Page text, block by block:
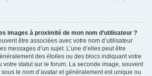
images à proximité de mon nom d’utilisateur ?
être associées avec votre nom d’utilisateur
messages d’un sujet. L’une d’elles peut être
des étoiles ou des blocs indiquant votre
votre statut sur le forum. La seconde image, souvent
le nom d’avatar et généralement est unique ou